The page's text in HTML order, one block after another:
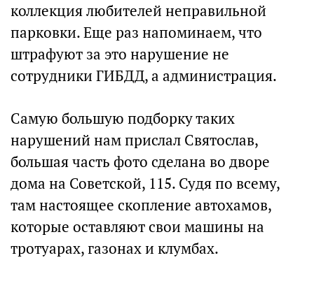
коллекция любителей неправильной
парковки. Еще раз напоминаем, что
штрафуют за это нарушение не
сотрудники ГИБДД, а администрация.
Самую большую подборку таких
нарушений нам прислал Святослав,
большая часть фото сделана во дворе
дома на Советской, 115. Судя по всему,
там настоящее скопление автохамов,
которые оставляют свои машины на
тротуарах, газонах и клумбах.